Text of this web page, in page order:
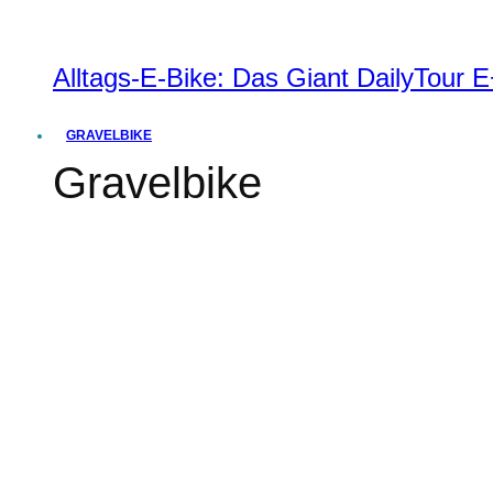
Alltags-E-Bike: Das Giant DailyTour
GRAVELBIKE
Gravelbike